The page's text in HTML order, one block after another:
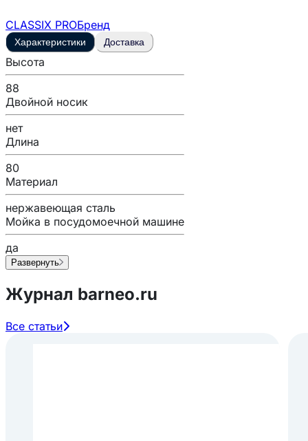
CLASSIX PROБренд
Характеристики Доставка
Высота
88
Двойной носик
нет
Длина
80
Материал
нержавеющая сталь
Мойка в посудомоечной машине
да
Развернуть
Журнал barneo.ru
Все статьи